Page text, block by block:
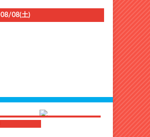
08/08(土)